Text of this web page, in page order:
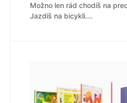
Možno len rád chodíš na
Jazdíš na bicykli.…